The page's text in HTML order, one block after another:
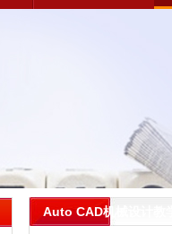
Auto CAD机械设计教学